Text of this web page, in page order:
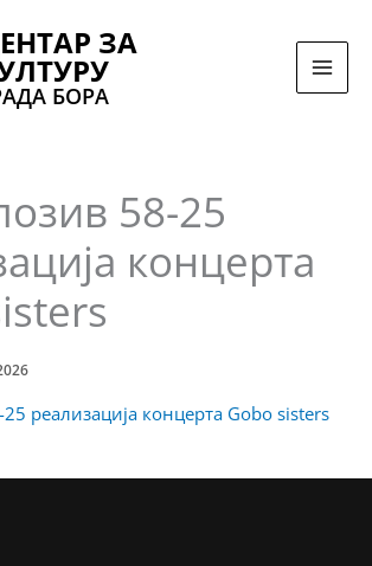
ЗА
БОРА
58-25
концерта
реализација концерта Gobo sisters